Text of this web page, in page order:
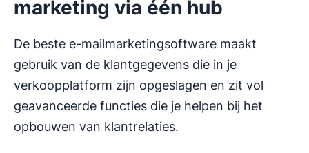
marketing via één hub
De beste e-mailmarketingsoftware maakt
gebruik van de klantgegevens die in je
verkoopplatform zijn opgeslagen en zit vol
geavanceerde functies die je helpen bij het
opbouwen van klantrelaties.